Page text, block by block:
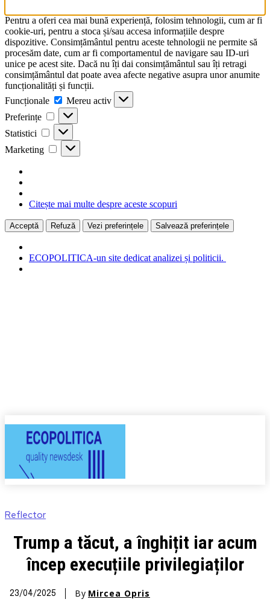
Pentru a oferi cea mai bună experiență, folosim tehnologii, cum ar fi
cookie-uri, pentru a stoca și/sau accesa informațiile despre
dispozitive. Consimțământul pentru aceste tehnologii ne permite să
procesăm date, cum ar fi comportamentul de navigare sau ID-uri
unice pe acest site. Dacă nu îți dai consimțământul sau îți retragi
consimțământul dat poate avea afecte negative asupra unor anumite
funcționalități și funcții.
Funcționale
Funcționale
Mereu activ
Preferințe
Preferințe
Statistici Statistici
Marketing Marketing
Citește mai multe despre aceste scopuri
Acceptă Refuză Vezi preferințele Salvează preferințele
ECOPOLITICA-un site dedicat analizei și politicii.
Reflector
Trump a tăcut, a înghițit iar acum
încep execuțiile privilegiaților
23/04/2025 By Mircea Opris